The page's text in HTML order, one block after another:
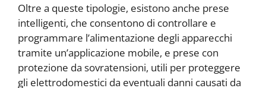
Oltre a queste tipologie, esistono anche prese
intelligenti, che consentono di controllare e
programmare l’alimentazione degli apparecchi
tramite un’applicazione mobile, e prese con
protezione da sovratensioni, utili per proteggere
gli elettrodomestici da eventuali danni causati da